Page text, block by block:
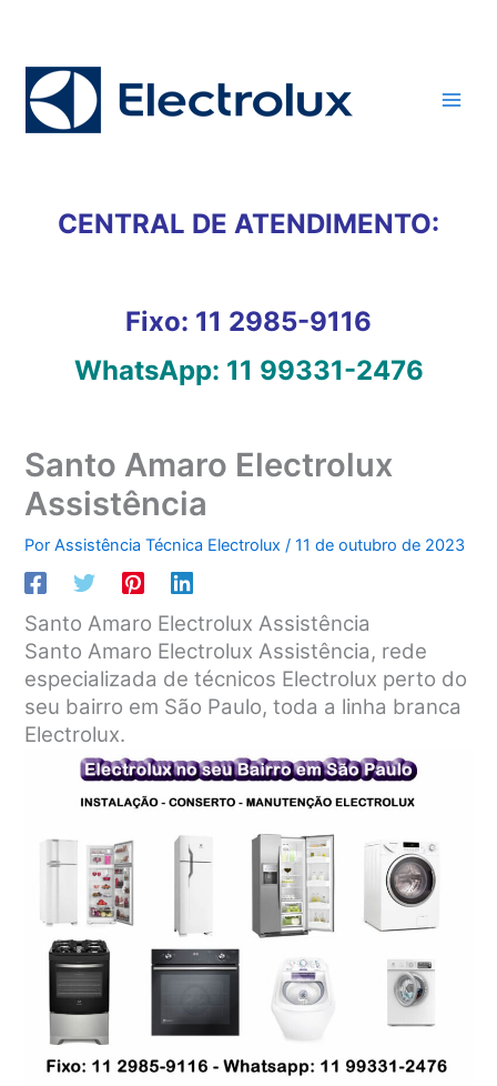
conteúdo
CENTRAL DE ATENDIMENTO:
Fixo: 11 2985-9116
WhatsApp: 11 99331-2476
Santo Amaro Electrolux
Assistência
PorAssistência Técnica Electrolux/11 de outubro de 2023
Santo Amaro Electrolux Assistência
Santo Amaro Electrolux Assistência, rede
especializada de técnicos Electrolux perto do
seu bairro em São Paulo, toda a linha branca
Electrolux.